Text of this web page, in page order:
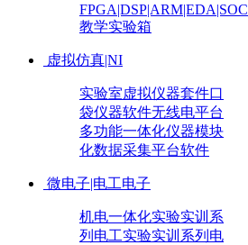
FPGA|DSP|ARM|EDA|SOC
教学实验箱
虚拟仿真|NI
实验室虚拟仪器套件口
袋仪器软件无线电平台
多功能一体化仪器模块
化数据采集平台软件
微电子|电工电子
机电一体化实验实训系
列 电工实验实训系列 电